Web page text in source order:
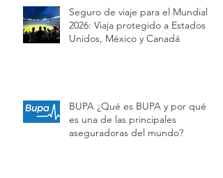
Seguro de viaje para el Mundial
2026: Viaja protegido a Estados
Unidos, México y Canadá
BUPA ¿Qué es BUPA y por qué
es una de las principales
aseguradoras del mundo?